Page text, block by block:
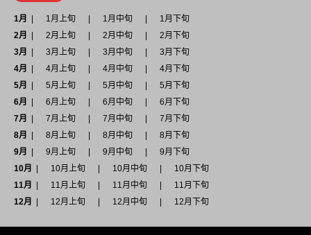
1月 1月上旬 1月中旬
1月下旬
2月
2月上旬 2月中旬
2月下旬
3月
3月上旬 3月中旬
3月下旬
4月
4月上旬 4月中旬
4月下旬
5月
5月上旬 5月中旬
5月下旬
6月
6月上旬 6月中旬
6月下旬
7月
7月上旬 7月中旬
7月下旬
8月
8月上旬 8月中旬
8月下旬
9月
9月上旬 9月中旬
9月下旬
10月
10月上旬 10月中旬
10月下旬
11月
11月上旬 11月中旬
11月下旬
12月
12月上旬 12月中旬 12月下旬